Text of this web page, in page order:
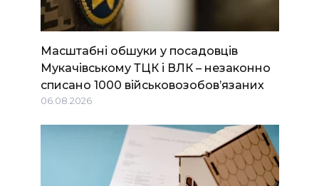
Масштабні обшуки у посадовців
Мукачівському ТЦК і ВЛК – незаконно
списано 1000 військовозобов’язаних
06.08.2026